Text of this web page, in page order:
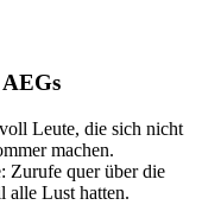
Leute, die sich nicht
machen.
Zurufe quer über die
alle Lust hatten.